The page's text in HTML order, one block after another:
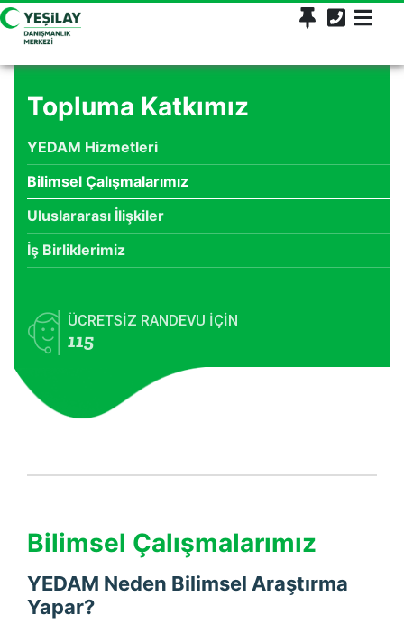
Topluma Katkımız
YEDAM Hizmetleri
Bilimsel Çalışmalarımız
Uluslararası İlişkiler
İş Birliklerimiz
ÜCRETSİZ RANDEVU İÇİN
115
Bilimsel Çalışmalarımız
YEDAM Neden Bilimsel Araştırma
Yapar?